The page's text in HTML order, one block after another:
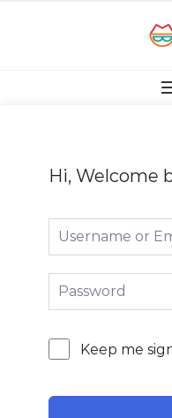
Hi, Welcome
Keep me